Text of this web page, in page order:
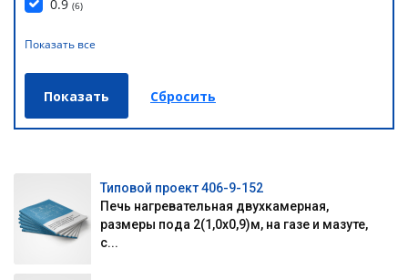
0.9 (6)
Показать все
Типовой проект 406-9-152
Печь нагревательная двухкамерная,
размеры пода 2(1,0х0,9)м, на газе и мазуте,
с...